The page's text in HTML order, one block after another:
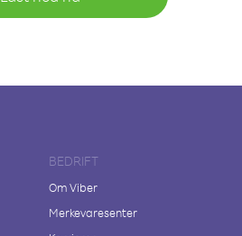
BEDRIFT
Om Viber
Merkevaresenter